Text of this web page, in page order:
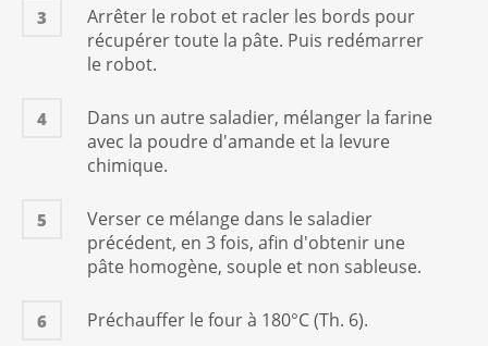
3
Arrêter le robot et racler les bords pour
récupérer toute la pâte. Puis redémarrer
le robot.
4
Dans un autre saladier, mélanger la farine
avec la poudre d'amande et la levure
chimique.
5
Verser ce mélange dans le saladier
précédent, en 3 fois, afin d'obtenir une
pâte homogène, souple et non sableuse.
6 Préchauffer le four à 180°C (Th. 6).